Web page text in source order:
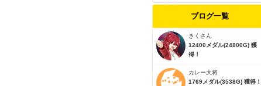
ブログ一覧
きくさん
12400メダル(24800G) 獲
得！
カレー大将
1769メダル(3538G) 獲得！